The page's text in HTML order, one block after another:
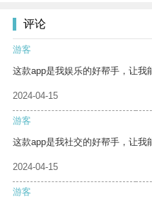
评论
游客
这款app是我娱乐的好帮手，让我
2024-04-15
游客
这款app是我社交的好帮手，让我
2024-04-15
游客